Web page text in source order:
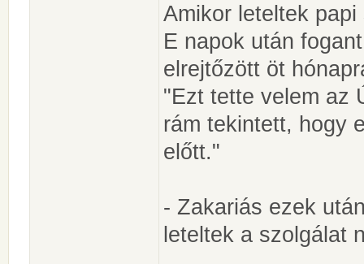
Amikor leteltek
E napok után
elrejtőzött öt
"Ezt tette velem az
rám tekintett, hogy
előtt."
- Zakariás ezek
leteltek a szolgálat